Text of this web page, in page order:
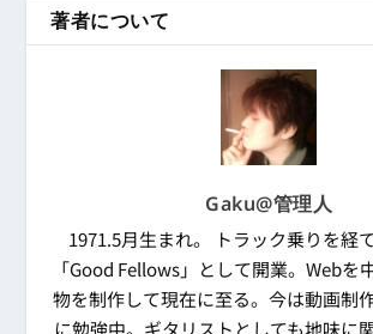
著者について
Gaku@管理人
1971.5月生まれ。 トラック乗りを経
「Good Fellows」として開業。Webを
物を制作して現在に至る。今は動画制
に勉強中。ギタリストとしても地味に